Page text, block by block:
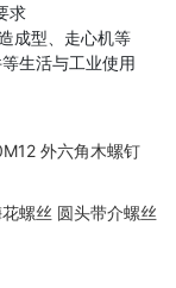
求
成型、走心机等
生活与工业使用
外六角木螺钉
螺丝 圆头带介螺丝